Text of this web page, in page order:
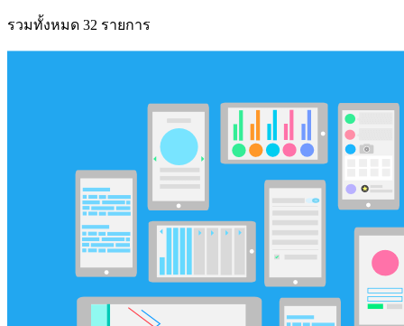
รวมทั้งหมด 32 รายการ